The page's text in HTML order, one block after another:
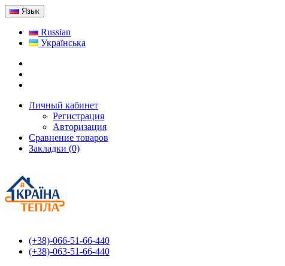
Язык
Russian
Українська
Личный кабинет
Регистрация
Авторизация
Сравнение товаров
Закладки (0)
(+38)-066-51-66-440
(+38)-063-51-66-440